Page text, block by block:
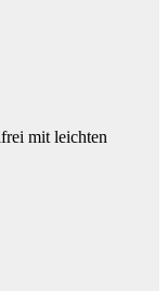
mit leichten